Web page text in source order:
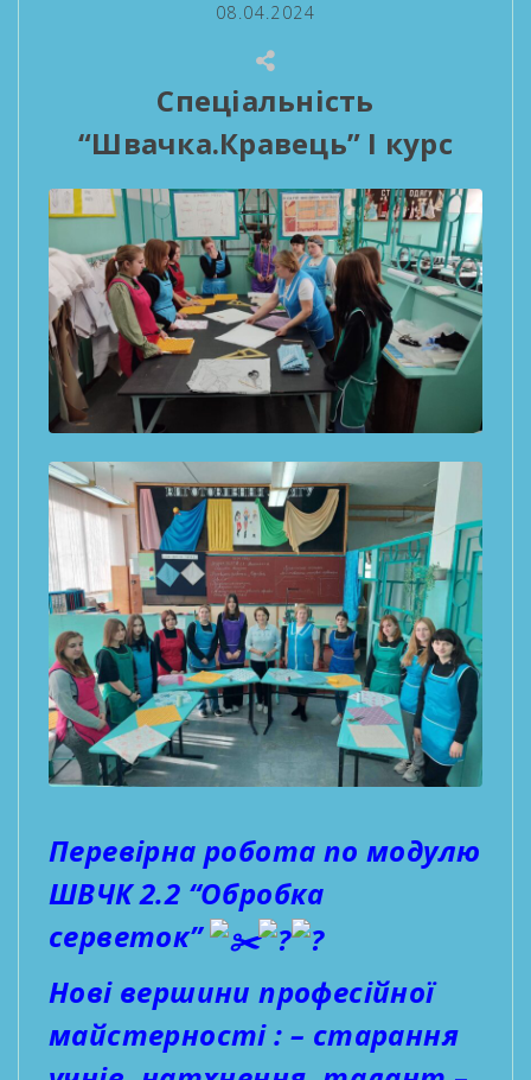
08.04.2024
Спеціальність
“Швачка.Кравець” І курс
Перевірна робота по модулю
ШВЧК 2.2 “Обробка
серветок”
Нові вершини професійної
майстерності : – старання